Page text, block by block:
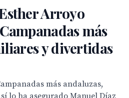
Arroyo
más
y divertidas
más andaluzas,
lo ha asegurado Manuel Díaz